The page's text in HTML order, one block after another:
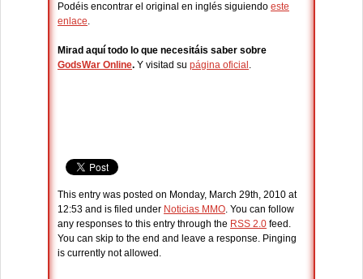
Podéis encontrar el original en inglés siguiendo este
enlace.
Mirad aquí todo lo que necesitáis saber sobre
GodsWar Online. Y visitad su página oficial .
This entry was posted on Monday, March 29th, 2010 at
12:53 and is filed under Noticias MMO. You can follow
any responses to this entry through the RSS 2.0 feed.
You can skip to the end and leave a response. Pinging
is currently not allowed.